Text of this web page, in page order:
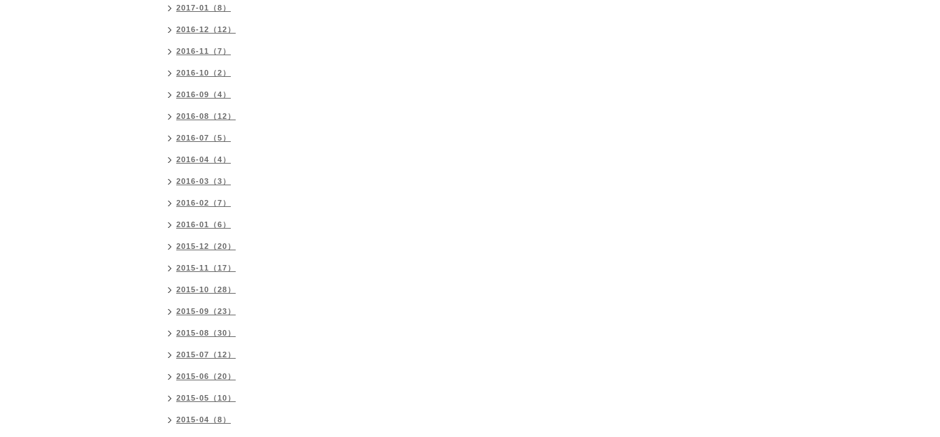
2017-01（8）
2016-12（12）
2016-11（7）
2016-10（2）
2016-09（4）
2016-08（12）
2016-07（5）
2016-04（4）
2016-03（3）
2016-02（7）
2016-01（6）
2015-12（20）
2015-11（17）
2015-10（28）
2015-09（23）
2015-08（30）
2015-07（12）
2015-06（20）
2015-05（10）
2015-04（8）